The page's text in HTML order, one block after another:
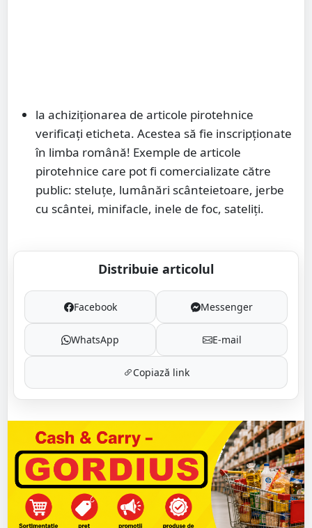
la achiziționarea de articole pirotehnice
verificați eticheta. Acestea să fie inscripționate
în limba română! Exemple de articole
pirotehnice care pot fi comercializate către
public: steluțe, lumânări scânteietoare, jerbe
cu scântei, minifacle, inele de foc, sateliți.
Distribuie articolul
Facebook Messenger
WhatsApp E-mail
Copiază link